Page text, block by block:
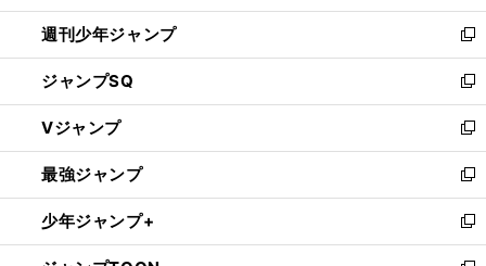
開
く
週刊少年ジャンプ
新
し
い
ウ
ィ
ン
ド
ウ
で
開
ジャンプSQ
新
し
い
ウ
ィ
ン
ド
ウ
Vジャンプ
新
し
い
ウ
ィ
ン
最強ジャンプ
新
し
い
ウ
少年ジャンプ+
新
し